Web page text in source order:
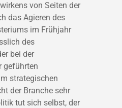
von Seiten der
das Agieren des
im Frühjahr
des
bei der
geführten
strategischen
der Branche sehr
tut sich selbst, der